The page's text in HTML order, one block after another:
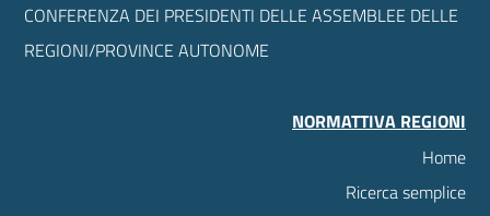
CONFERENZA DEI PRESIDENTI DELLE ASSEMBLEE DELLE
REGIONI/PROVINCE AUTONOME
NORMATTIVA REGIONI
Home
Ricerca semplice